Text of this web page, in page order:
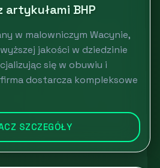
artykułami BHP
w malowniczym Wacynie,
jakości w dziedzinie
się w obuwiu i
dostarcza kompleksowe
SZCZEGÓŁY